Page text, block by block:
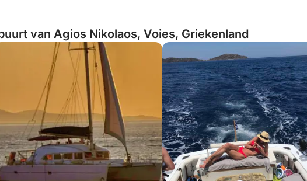
van Agios Nikolaos, Voies, Griekenland